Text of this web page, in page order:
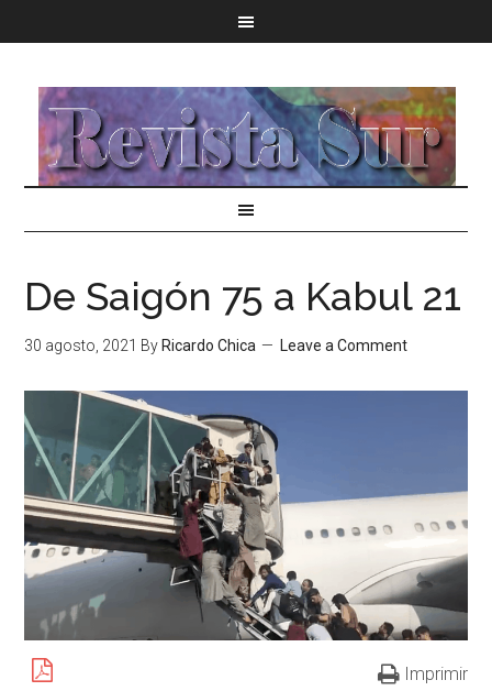
De Saigón 75 a Kabul 21
30 agosto, 2021 By Ricardo Chica Leave a Comment
Imprimir